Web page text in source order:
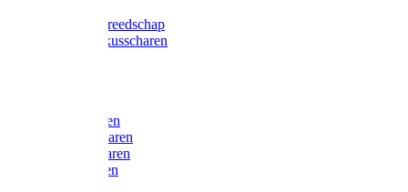
Klussen gereedschap
Gras & buxusscharen
Snoeischaren
Heggenscharen
Takkenscharen
Snoeimessen